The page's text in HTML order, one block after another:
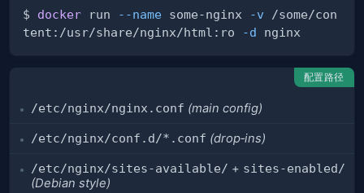
$ docker run --name some-nginx -v /some/con
tent:/usr/share/nginx/html:ro
-d
配置路径
/etc/nginx/nginx.conf (main config)
/etc/nginx/conf.d/*.conf (drop‑ins)
/etc/nginx/sites-available/ + sites-enabled/
(Debian style)